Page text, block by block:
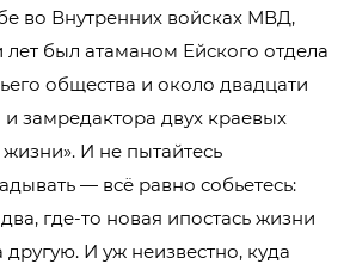
во Внутренних войсках МВД,
лет был атаманом Ейского отдела
общества и около двадцати
замредактора двух краевых
жизни». И не пытайтесь
— всё равно собьетесь:
где-то новая ипостась жизни
И уж неизвестно, куда